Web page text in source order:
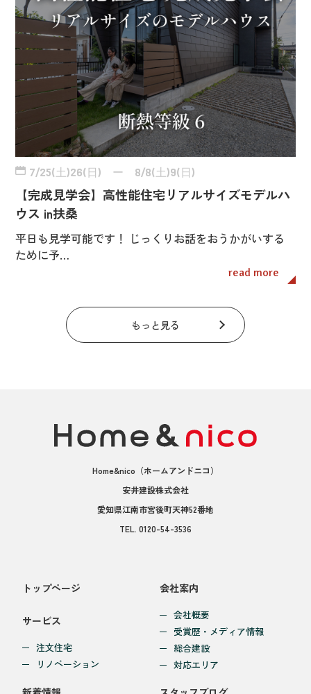
7/25(土)26(日) ー 8/8(土)9(日)
【完成見学会】高性能住宅リアルサイズモデルハ
ウス in扶桑
平日も見学可能です！ じっくりお話をおうかがいする
ために予…
read more
もっと見る
Home&nico （ホームアンドニコ）
安井建設株式会社
愛知県江南市宮後町天神52番地
TEL. 0120-54-3536
トップページ
サービス
注文住宅
リノベーション
会社案内
会社概要
受賞歴・メディア情報
総合建設
対応エリア